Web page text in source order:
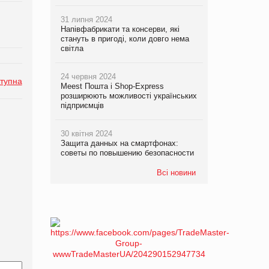
31 липня 2024
Напівфабрикати та консерви, які
стануть в пригоді, коли довго нема
світла
24 червня 2024
Meest Пошта і Shop-Express
розширюють можливості українських
підприємців
30 квітня 2024
Защита данных на смартфонах:
советы по повышению безопасности
Всі новини